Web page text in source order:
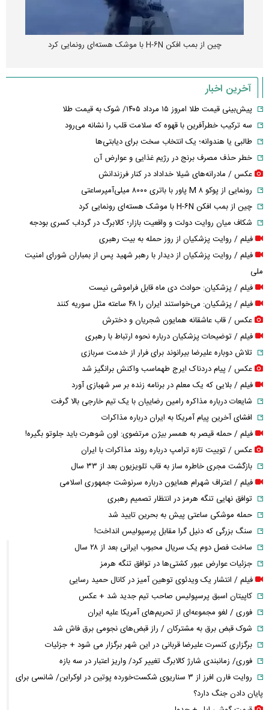
چین از بمب افکن H-۶N با موشک هسته‌ای رونمایی کرد
آخرین اخبار
پیش‌بینی قیمت طلا امروز ۱۵ مرداد ۱۴۰۵/ شوک به قیمت طلا
سه ترکیب خطرآفرین با قهوه که سلامت قلب را نشانه می‌رود
طالبی یا هندوانه؛ یک انتخاب سخت برای دیابتی‌ها
خطر حذف مصرف برنج در رژیم غذایی و عوارض آن
عکس / مادرانه‌های شیلا خداداد در کنار فرزندانش
رونمایی از پوکو M ۸ پاور با باتری ۸۰۰۰ میلی‌آمپرساعتی
چین از بمب افکن H-۶N با موشک هسته‌ای رونمایی کرد
شکاف میان روایت دولت و واقعیت بازار؛ کالابرگ در گرداب کسری بودجه
فیلم / روایت پزشکیان از روز حمله به بیت رهبری
فیلم / روایت پزشکیان از دیدار با رهبر شهید پس از بمباران شورای امنیت
ملی
فیلم / پزشکیان: حوادث دی ماه قابل فراموشی نیست
فیلم / پزشکیان: می‌خواستند ایران را ۴۸ ساعته مثل سوریه کنند
عکس / قاب عاشقانه همایون شجریان و دخترش
فیلم / توضیحات پزشکیان درباره نحوه ارتباط با رهبری
تلاش دوباره علیرضا بیرانوند برای فرار از خدمت سربازی
عکس / پیام دردناک ایرج طهماسب واکنش برانگیز شد
فیلم / بلایی که یک معلم در برنامه زنده بر سر شهبازی آورد
شایعات درباره مذاکره رامین رضاییان با یک تیم خارجی بالا گرفت
افشای آخرین پیام آمریکا به ایران درباره مذاکرات
فیلم / حمله قیصر به همسر بیژن مرتضوی: اون شوهرت باید جلوتو بگیره!
عکس / توییت تازه ترامپ درباره روند مذاکرات با ایران
بازگشت مجری خاطره ساز به قاب تلویزیون بعد از ۳۳ سال
فیلم / اعتراف شهرام همایون درباره سرنوشت جمهوری اسلامی
توافق نهایی تنگه هرمز در انتظار تصمیم رهبری
حمله موشکی ساعتی پیش به بحرین تایید شد
سنگ بزرگی که دنیل گرا مقابل پرسپولیس انداخت!
ساخت فصل دوم یک سریال محبوب ایرانی بعد از ۲۸ سال
جزئیات عوارض عبور کشتی‌ها در توافق تنگه هرمز
فیلم / انتشار یک ویدئوی توهین آمیز در کانال حمید رسایی
کاپیتان اسبق پرسپولیس صاحب تیم جدید شد + عکس
فوری / لغو مجموعه‌ای از تحریم‌های آمریکا علیه ایران
شوک قبض برق به مشترکان / راز قبض‌های نجومی برق فاش شد
برگزاری کنسرت علیرضا قربانی در این شهر برگزار می شود + جزئیات
فوری/ زمانبندی شارژ کالابرگ تغییر کرد/ واریز اعتبار در سه بازه
روایت فارن افرز از ۳ سناریوی شکست‌خورده پوتین در اوکراین/ شانسی برای
پایان دادن جنگ دارد؟